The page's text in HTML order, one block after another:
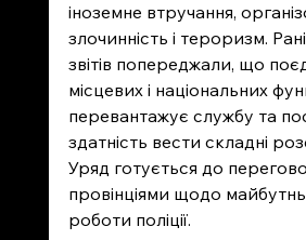
іноземне втручання,
злочинність і тероризм.
звітів попереджали, що
місцевих і національних
перевантажує службу та
здатність вести складні
Уряд готується до
провінціями щодо
роботи поліції.